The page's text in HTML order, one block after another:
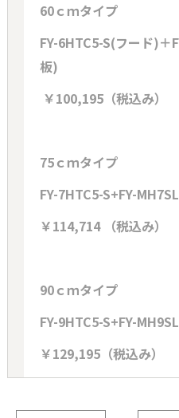
60ｃｍタイプ
FY-6HTC5-S(フード)＋
板)
￥100,195（税込み）
75ｃｍタイプ
FY-7HTC5-S+FY-
￥114,714 （税込み）
90ｃｍタイプ
FY-9HTC5-S+FY-
￥129,195（税込み）